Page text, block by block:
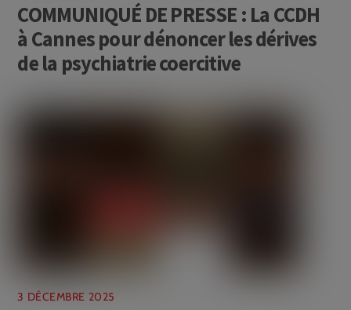
COMMUNIQUÉ DE PRESSE : La CCDH
à Cannes pour dénoncer les dérives
de la psychiatrie coercitive
3 DÉCEMBRE 2025